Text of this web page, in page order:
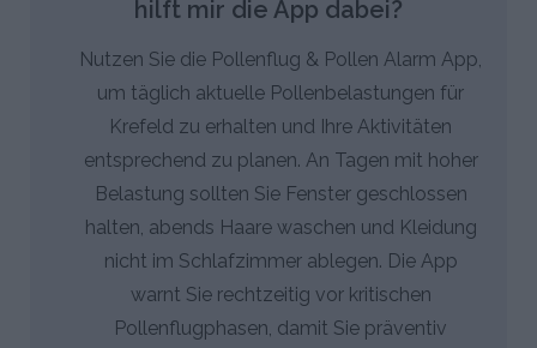
hilft mir die App dabei?
Nutzen Sie die Pollenflug & Pollen Alarm App,
um täglich aktuelle Pollenbelastungen für
Krefeld zu erhalten und Ihre Aktivitäten
entsprechend zu planen. An Tagen mit hoher
Belastung sollten Sie Fenster geschlossen
halten, abends Haare waschen und Kleidung
nicht im Schlafzimmer ablegen. Die App
warnt Sie rechtzeitig vor kritischen
Pollenflugphasen, damit Sie präventiv